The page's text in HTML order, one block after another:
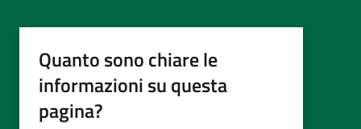
Quanto sono chiare le
informazioni su questa
pagina?